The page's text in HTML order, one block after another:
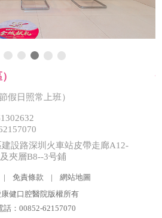
假日照常上班）
設路深圳火車站皮帶走廊A12-
夾層B8--3号鋪
| 免責條款 | 網站地圖
健口腔醫院版權所有
話：00852-62157070